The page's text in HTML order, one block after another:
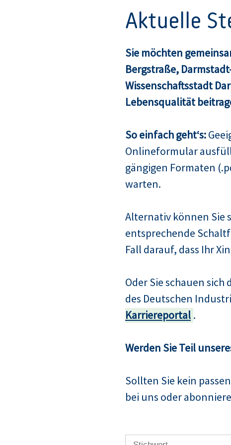
Aktuelle
Sie möchten
Bergstraße,
Wissenschaftsstadt
Lebensqualität
So einfach geht‘s:
Onlineformular
gängigen Formaten
warten.
Alternativ können Sie
entsprechende
Fall darauf, dass Ihr
Oder Sie schauen
des Deutschen
Karriereportal .
Werden Sie Teil
Sollten Sie kein
bei uns oder